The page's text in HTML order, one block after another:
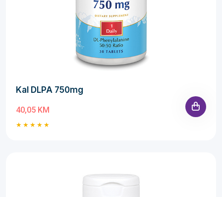
Kal DLPA 750mg
40,05 KM